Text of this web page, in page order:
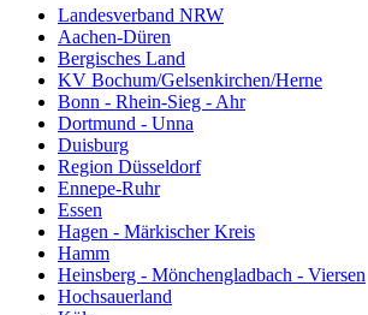
Landesverband NRW
Aachen-Düren
Bergisches Land
KV Bochum/Gelsenkirchen/Herne
Bonn - Rhein-Sieg - Ahr
Dortmund - Unna
Duisburg
Region Düsseldorf
Ennepe-Ruhr
Essen
Hagen - Märkischer Kreis
Hamm
Heinsberg - Mönchengladbach - Viersen
Hochsauerland